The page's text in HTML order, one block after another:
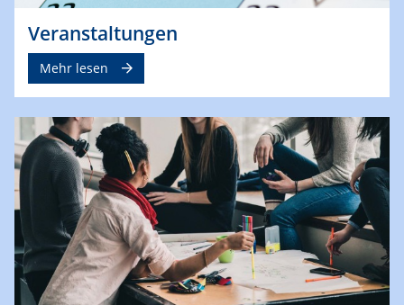
Veranstaltungen
Mehr lesen